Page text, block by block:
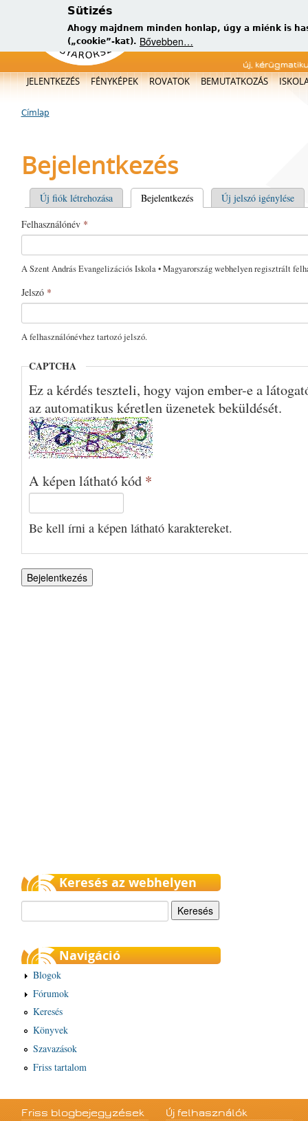
Sütizés
Ahogy majdnem minden honlap, úgy a miénk is
(„cookie”-kat). Bővebben…
új,
Főmenü
JELENTKEZÉS FÉNYKÉPEK ROVATOK BEMUTATKOZÁS
Jelenlegi hely
Címlap
Bejelentkezés
Elsődleges fülek
Új fiók létrehozása Bejelentkezés(aktív fül)Új jelszó igénylése
Felhasználónév *
A Szent András Evangelizációs Iskola • Magyarország webhelyen regisztrált
Jelszó *
A felhasználónévhez tartozó jelszó.
CAPTCHA
Ez a kérdés teszteli, hogy vajon ember-e a
az automatikus kéretlen üzenetek beküldését.
A képen látható kód *
Be kell írni a képen látható karaktereket.
Keresés az webhelyen
Navigáció
Blogok
Fórumok
Keresés
Könyvek
Szavazások
Friss tartalom
Friss blogbejegyzések Új felhasználók